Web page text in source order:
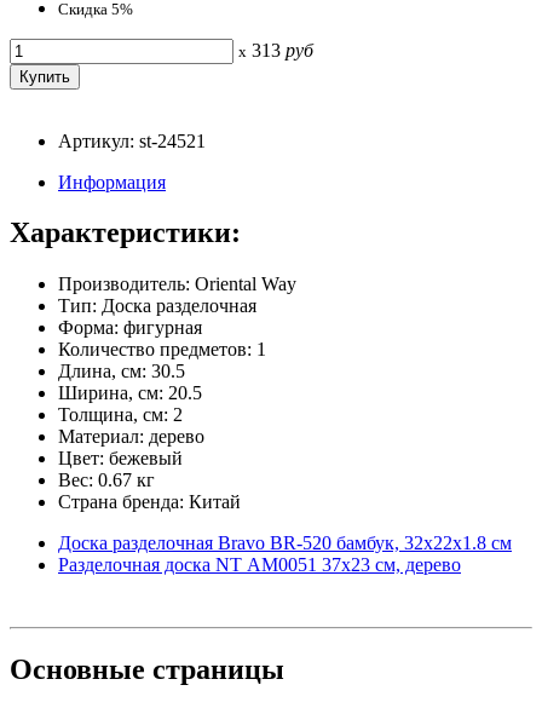
Скидка 5%
x 313 руб
Артикул: st-24521
Информация
Характеристики:
Производитель: Oriental Way
Тип: Доска разделочная
Форма: фигурная
Количество предметов: 1
Длина, см: 30.5
Ширина, см: 20.5
Толщина, см: 2
Материал: дерево
Цвет: бежевый
Вес: 0.67 кг
Страна бренда: Китай
Доска разделочная Bravo BR-520 бамбук, 32х22х1.8 см
Разделочная доска NT АМ0051 37х23 см, дерево
Основные страницы